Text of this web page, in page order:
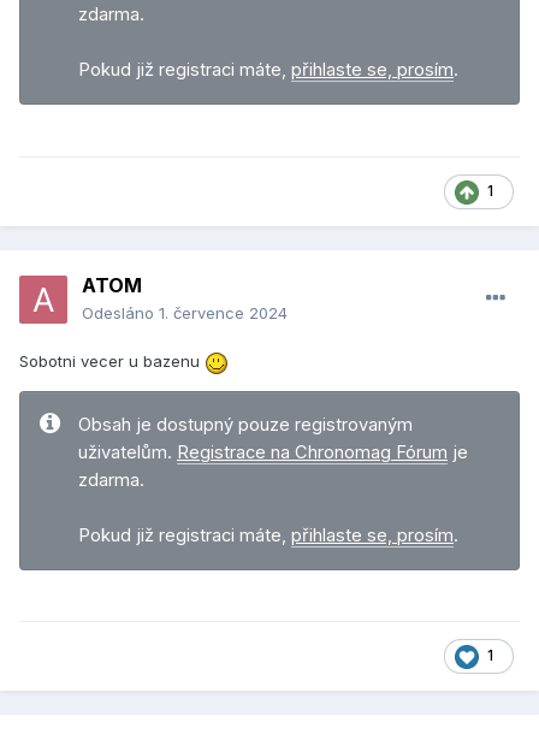
zdarma.
Pokud již registraci máte, přihlaste se, prosím.
1
ATOM
Odesláno 1. července 2024
Sobotni vecer u bazenu
Obsah je dostupný pouze registrovaným
uživatelům. Registrace na Chronomag Fórum je
zdarma.
Pokud již registraci máte, přihlaste se, prosím.
1